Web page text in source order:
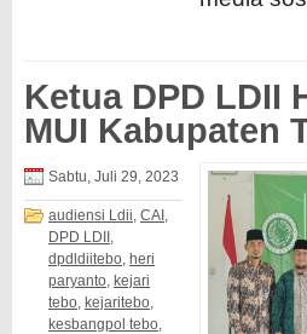
Ketua DPD LDII
MUI Kabupaten
Sabtu, Juli 29, 2023
audiensi Ldii CAI
DPD LDII
dpdldiitebo heri
paryanto kejari
tebo kejaritebo
kesbangpol tebo